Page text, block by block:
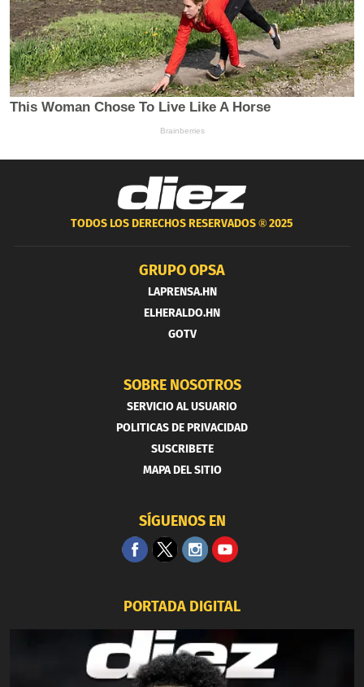
TODOS LOS DERECHOS RESERVADOS ®2025
GRUPO OPSA
LAPRENSA.HN
ELHERALDO.HN
GOTV
SOBRE NOSOTROS
SERVICIO AL USUARIO
POLITICAS DE PRIVACIDAD
SUSCRIBETE
MAPA DEL SITIO
SÍGUENOS EN
PORTADA DIGITAL